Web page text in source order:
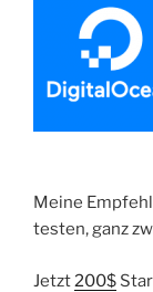
Meine
testen, ganz
Jetzt200$